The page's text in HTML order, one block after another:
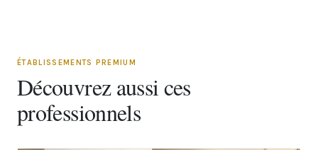
ÉTABLISSEMENTS PREMIUM
Découvrez aussi ces
professionnels